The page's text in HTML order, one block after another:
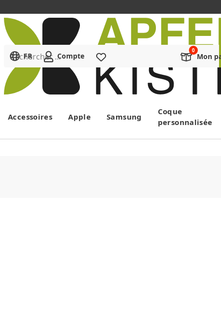
Menu
Rechercher ...
FR Compte Mon
Accessoires Apple Samsung
Coque
personnalisée